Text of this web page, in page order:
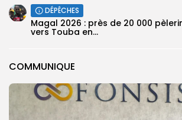
COMMUNIQUE
DÉPÊCHES
Magal 2026 : près de 20 000
vers Touba en...